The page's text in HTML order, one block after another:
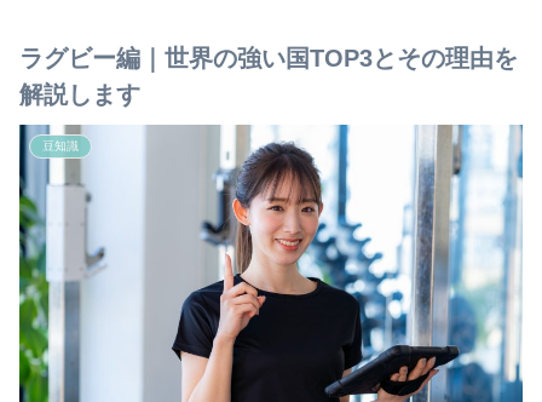
ラグビー編｜世界の強い国TOP3とその理由を
解説します
豆知識